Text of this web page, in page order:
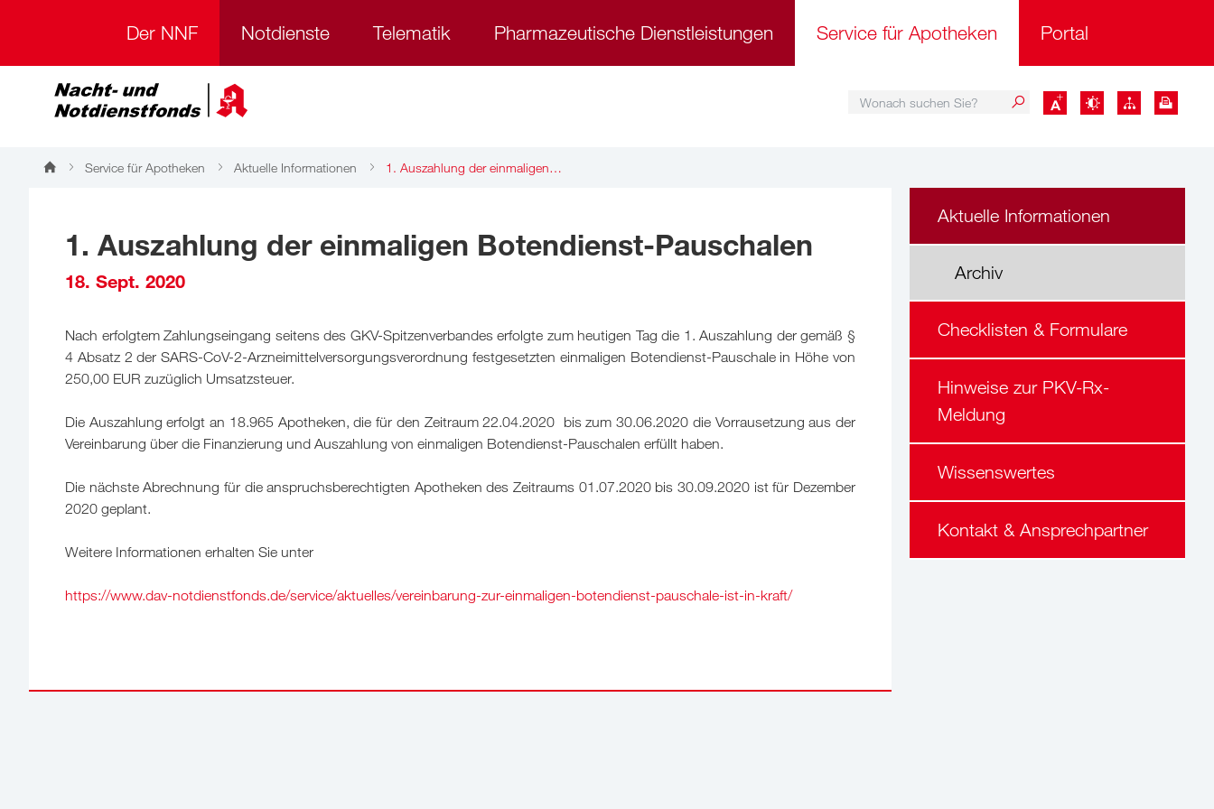
Der NNF Notdienste Telematik Pharmazeutische Dienstleistungen Service für Apotheken Portal
Wonach suchen Sie?
Service für Apotheken Aktuelle Informationen 1. Auszahlung der einmaligen…
1. Auszahlung der einmaligen Botendienst-Pauschalen
18. Sept. 2020
Nach erfolgtem Zahlungseingang seitens des GKV-Spitzenverbandes erfolgte zum heutigen Tag die 1. Auszahlung der gemäß §
4 Absatz 2 der SARS-CoV-2-Arzneimittelversorgungsverordnung festgesetzten einmaligen Botendienst-Pauschale in Höhe von
250,00 EUR zuzüglich Umsatzsteuer.
Die Auszahlung erfolgt an 18.965 Apotheken, die für den Zeitraum 22.04.2020 bis zum 30.06.2020 die Vorrausetzung aus der
Vereinbarung über die Finanzierung und Auszahlung von einmaligen Botendienst-Pauschalen erfüllt haben.
Die nächste Abrechnung für die anspruchsberechtigten Apotheken des Zeitraums 01.07.2020 bis 30.09.2020 ist für Dezember
2020 geplant.
Weitere Informationen erhalten Sie unter
https://www.dav-notdienstfonds.de/service/aktuelles/vereinbarung-zur-einmaligen-botendienst-pauschale-ist-in-kraft/
Aktuelle Informationen
Archiv
Checklisten & Formulare
Hinweise zur PKV-Rx-
Meldung
Wissenswertes
Kontakt & Ansprechpartner